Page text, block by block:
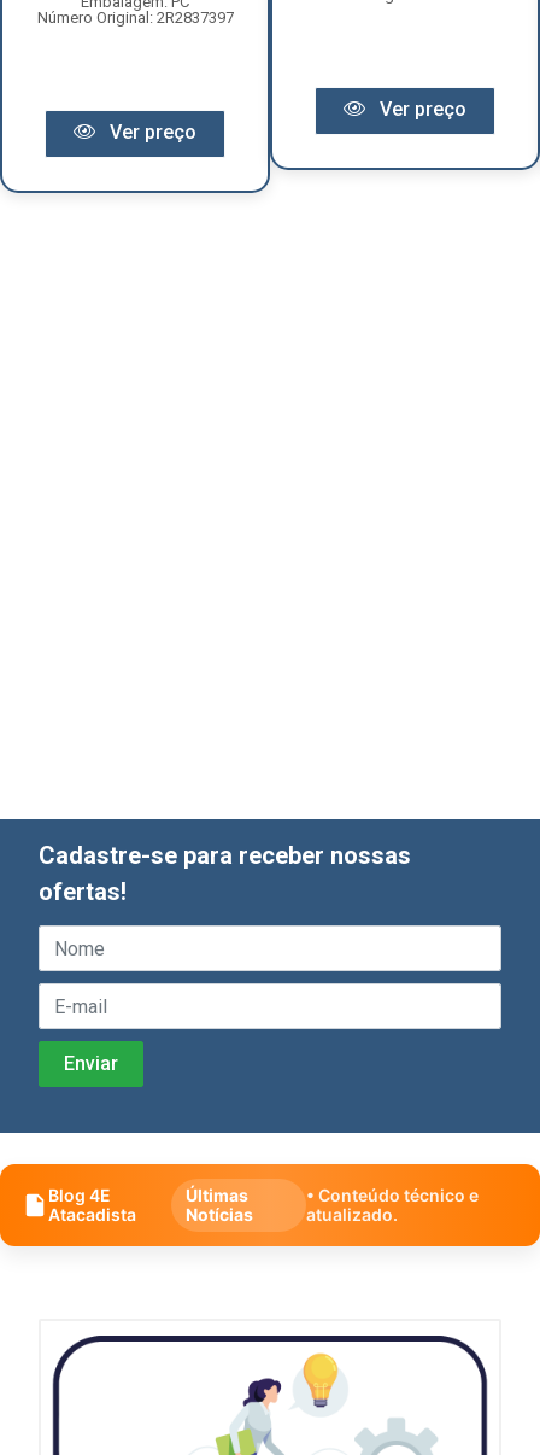
Número Original: 2R2837397
Ver preço
Ver preço
Cadastre-se para receber nossas
ofertas!
Blog 4E
Atacadista
Últimas
Notícias
• Conteúdo técnico e
atualizado.